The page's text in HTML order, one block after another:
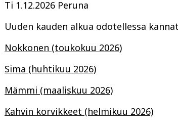
Ti 1.12.2026 Peruna
Uuden kauden alkua odotellessa
Nokkonen (toukokuu 2026)
Sima (huhtikuu 2026)
Mämmi (maaliskuu 2026)
Kahvin korvikkeet (helmikuu 2026)